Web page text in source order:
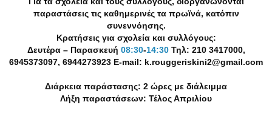
παραστάσεις τις καθημερινές τα πρωϊνά, κατόπιν
συνεννόησης.
Κρατήσεις για σχολεία και συλλόγους:
Δευτέρα – Παρασκευή 08:30-14:30Τηλ: 210 3417000,
6945373097, 6944273923 E-mail: k.rouggeriskini2@gmail.com
Διάρκεια παράστασης: 2 ώρες με διάλειμμα
Λήξη παραστάσεων: Τέλος Απριλίου